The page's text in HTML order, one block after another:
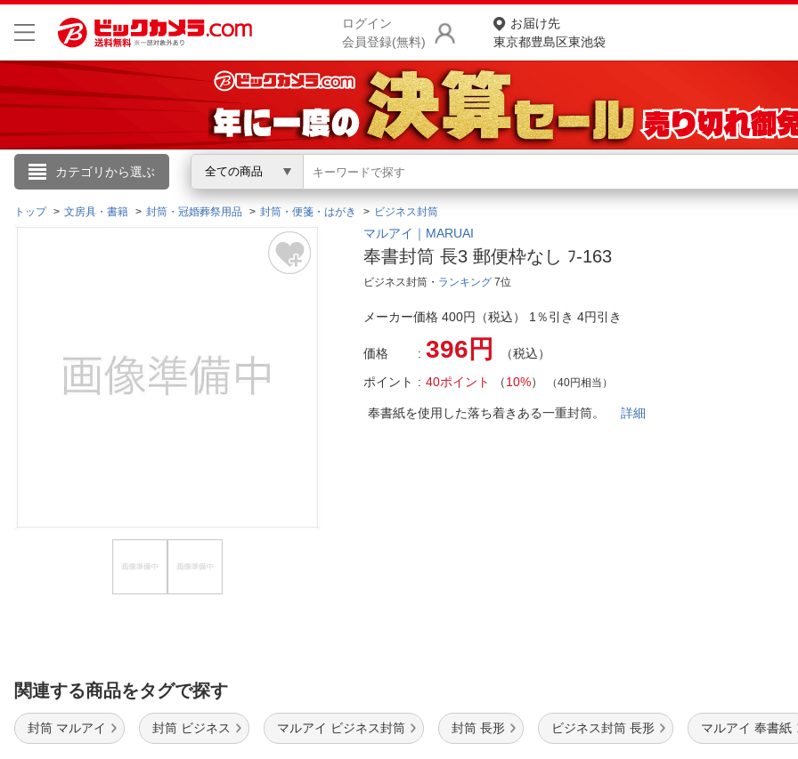
ログイン
会員登録(無料)
お届け先
東京都豊島区東池袋
カテゴリから選ぶ 全ての商品
こんにちは
ログイン
閲覧履歴
商品をさがす
ランキングからさがす
カテゴリ一覧からさがす
ご利用ガイド
よくある質問・お問合せ
トップ 文房具・書籍 封筒・冠婚葬祭用品 封筒・便箋・はがき ビジネス封筒
マルアイ｜MARUAI
奉書封筒 長3 郵便枠なし ﾌ-163
ビジネス封筒・ ランキング 7位
メーカー価格 400円（税込） 1％引き 4円引き
価格 396円
（税込）
ポイント
40ポイント （10%） （40円相当）
奉書紙を使用した落ち着きある一重封筒。詳細
関連する商品をタグで探す
封筒 マルアイ 封筒 ビジネス マルアイ ビジネス封筒 封筒 長形 ビジネス封筒 長形 マルアイ 奉書紙